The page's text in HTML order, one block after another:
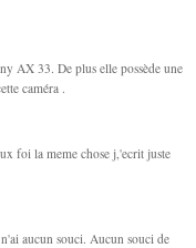
AX 33. De plus elle possède une
caméra .
foi la meme chose j,'ecrit juste
aucun souci. Aucun souci de